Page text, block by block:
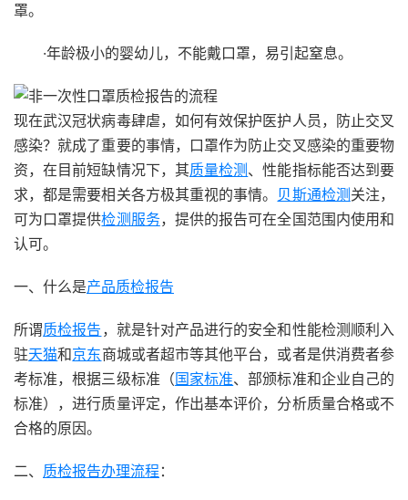
罩。
·年龄极小的婴幼儿，不能戴口罩，易引起窒息。
现在武汉冠状病毒肆虐，如何有效保护医护人员，防止交叉
感染？就成了重要的事情，口罩作为防止交叉感染的重要物
资，在目前短缺情况下，其质量检测 、性能指标能否达到要
求，都是需要相关各方极其重视的事情。 贝斯通检测 关注，
可为口罩提供检测服务，提供的报告可在全国范围内使用和
认可。
一、什么是产品质检报告
所谓质检报告 ，就是针对产品进行的安全和性能检测顺利入
驻天猫和京东商城或者超市等其他平台，或者是供消费者参
考标准，根据三级标准（国家标准、部颁标准和企业自己的
标准），进行质量评定，作出基本评价，分析质量合格或不
合格的原因。
二、 质检报告办理流程 ：